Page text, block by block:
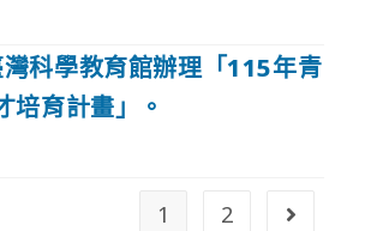
科學教育館辦理「115年青
培育計畫」。
1 2 Go to